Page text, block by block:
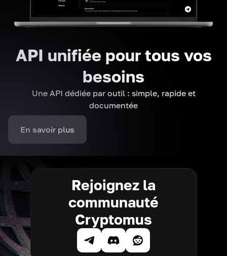
API unifiée pour tous vos
besoins
Une API dédiée par outil : simple, rapide et
documentée
En savoir plus
Rejoignez la
communauté
Cryptomus